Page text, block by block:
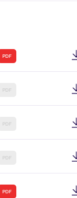
PDF
PDF
PDF
PDF
PDF